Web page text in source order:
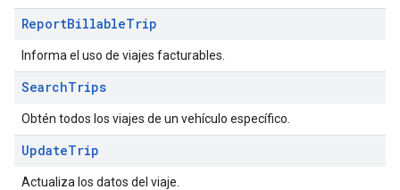
ReportBillableTrip
Informa el uso de viajes facturables.
SearchTrips
Obtén todos los viajes de un vehículo específico.
UpdateTrip
Actualiza los datos del viaje.